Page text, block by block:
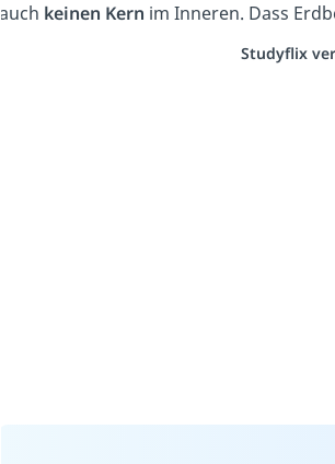
auch keinen Kern im Inneren. Dass
Studyflix